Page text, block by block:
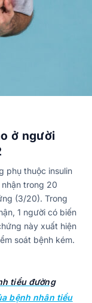
ở người
phụ thuộc insulin
trong 20
(3/20). Trong
1 người có biến
này xuất hiện
soát bệnh kém.
tiểu đường
bệnh nhân tiểu